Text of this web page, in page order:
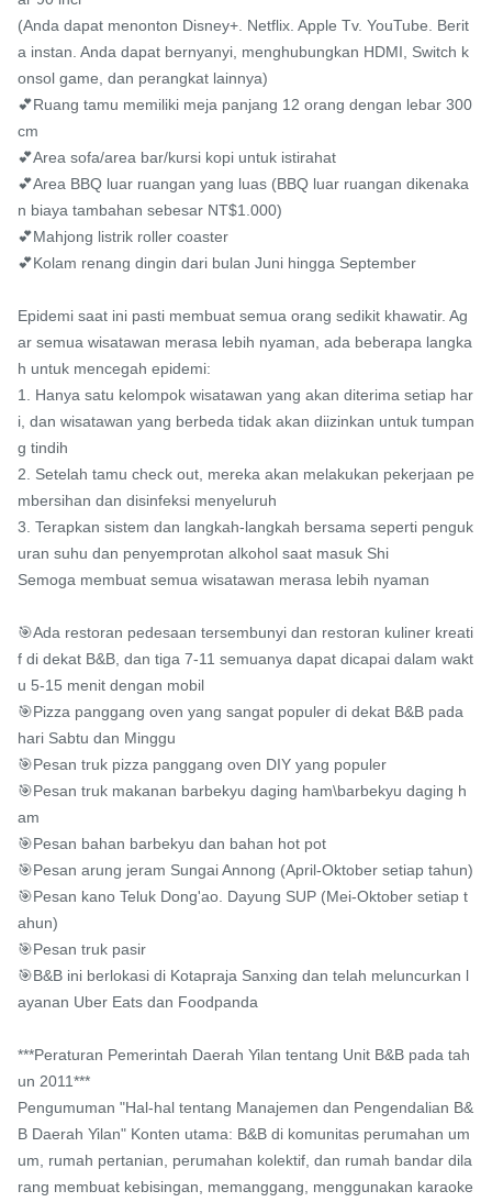
(Anda dapat menonton Disney+. Netflix. Apple Tv. YouTube. Berit
a instan. Anda dapat bernyanyi, menghubungkan HDMI, Switch k
onsol game, dan perangkat lainnya)
💕Ruang tamu memiliki meja panjang 12 orang dengan lebar 300
cm
💕Area sofa/area bar/kursi kopi untuk istirahat
💕Area BBQ luar ruangan yang luas (BBQ luar ruangan dikenaka
n biaya tambahan sebesar NT$1.000)
💕Mahjong listrik roller coaster
💕Kolam renang dingin dari bulan Juni hingga September
Epidemi saat ini pasti membuat semua orang sedikit khawatir. Ag
ar semua wisatawan merasa lebih nyaman, ada beberapa langka
h untuk mencegah epidemi:
1. Hanya satu kelompok wisatawan yang akan diterima setiap har
i, dan wisatawan yang berbeda tidak akan diizinkan untuk tumpan
g tindih
2. Setelah tamu check out, mereka akan melakukan pekerjaan pe
mbersihan dan disinfeksi menyeluruh
3. Terapkan sistem dan langkah-langkah bersama seperti penguk
uran suhu dan penyemprotan alkohol saat masuk Shi
Semoga membuat semua wisatawan merasa lebih nyaman
🎯Ada restoran pedesaan tersembunyi dan restoran kuliner kreati
f di dekat B&B, dan tiga 7-11 semuanya dapat dicapai dalam wakt
u 5-15 menit dengan mobil
🎯Pizza panggang oven yang sangat populer di dekat B&B pada
hari Sabtu dan Minggu
🎯Pesan truk pizza panggang oven DIY yang populer
🎯Pesan truk makanan barbekyu daging ham\barbekyu daging h
am
🎯Pesan bahan barbekyu dan bahan hot pot
🎯Pesan arung jeram Sungai Annong (April-Oktober setiap tahun)
🎯Pesan kano Teluk Dong'ao. Dayung SUP (Mei-Oktober setiap t
ahun)
🎯Pesan truk pasir
🎯B&B ini berlokasi di Kotapraja Sanxing dan telah meluncurkan l
ayanan Uber Eats dan Foodpanda
***Peraturan Pemerintah Daerah Yilan tentang Unit B&B pada tah
un 2011***
Pengumuman "Hal-hal tentang Manajemen dan Pengendalian B&
B Daerah Yilan" Konten utama: B&B di komunitas perumahan um
um, rumah pertanian, perumahan kolektif, dan rumah bandar dila
rang membuat kebisingan, memanggang, menggunakan karaoke